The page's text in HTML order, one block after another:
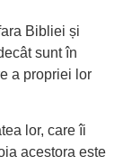
Bibliei și
sunt în
a propriei lor
lor, care îi
acestora este